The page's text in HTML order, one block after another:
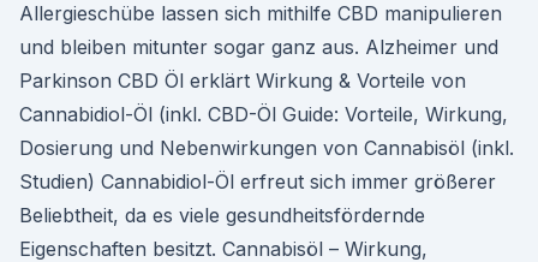
Allergieschübe lassen sich mithilfe CBD manipulieren
und bleiben mitunter sogar ganz aus. Alzheimer und
Parkinson CBD Öl erklärt Wirkung & Vorteile von
Cannabidiol-Öl (inkl. CBD-Öl Guide: Vorteile, Wirkung,
Dosierung und Nebenwirkungen von Cannabisöl (inkl.
Studien) Cannabidiol-Öl erfreut sich immer größerer
Beliebtheit, da es viele gesundheitsfördernde
Eigenschaften besitzt. Cannabisöl – Wirkung,